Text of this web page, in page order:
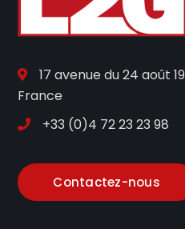
17 avenue du 24 août
France
+33 (0)4 72 23 23 98
Contactez-nous